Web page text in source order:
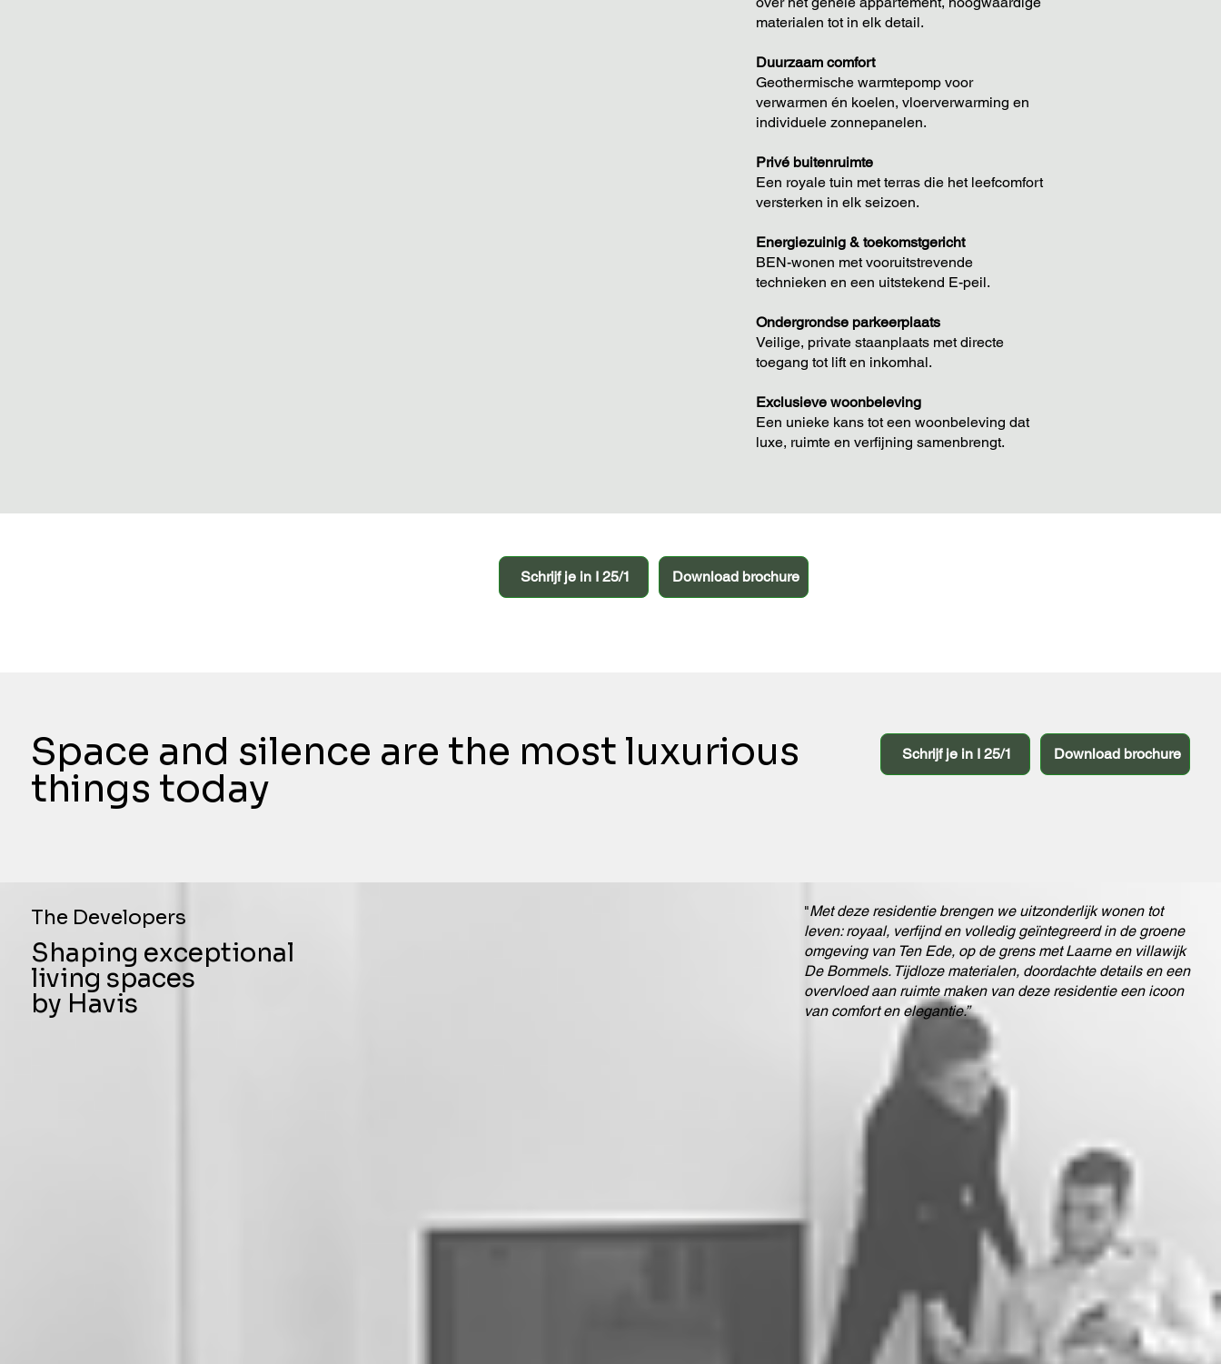
materialen tot in elk detail.
Duurzaam comfort
Geothermische warmtepomp voor
verwarmen én koelen, vloerverwarming en
individuele zonnepanelen.
Privé buitenruimte
Een royale tuin met terras die het leefcomfort
versterken in elk seizoen.
Energiezuinig & toekomstgericht
BEN-wonen met vooruitstrevende
technieken en een uitstekend E-peil.
Ondergrondse parkeerplaats
Veilige, private staanplaats met directe
toegang tot lift en inkomhal.
Exclusieve woonbeleving
Een unieke kans tot een woonbeleving dat
luxe, ruimte en verfijning samenbrengt.
Download brochure
Schrijf je in I 25/1
Download brochure
Schrijf je in I 25/1
Space and silence are the most luxurious
things today
The Developers
Shaping exceptional
living spaces
by Havis
"Met deze residentie brengen we uitzonderlijk wonen tot
leven: royaal, verfijnd en volledig geïntegreerd in de groene
omgeving van Ten Ede, op de grens met Laarne en villawijk
De Bommels. Tijdloze materialen, doordachte details en een
overvloed aan ruimte maken van deze residentie een icoon
van comfort en elegantie.”